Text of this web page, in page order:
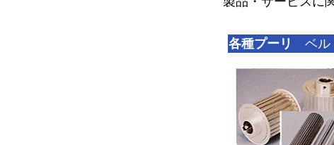
各種プーリ ベル